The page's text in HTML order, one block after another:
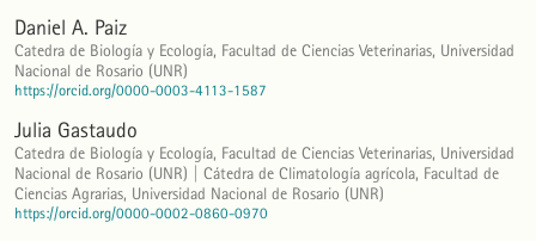
Daniel A. Paiz
Catedra de Biología y Ecología, Facultad de Ciencias Veterinarias, Universidad
Nacional de Rosario (UNR)
https://orcid.org/0000-0003-4113-1587
Julia Gastaudo
Catedra de Biología y Ecología, Facultad de Ciencias Veterinarias, Universidad
Nacional de Rosario (UNR) | Cátedra de Climatología agrícola, Facultad de
Ciencias Agrarias, Universidad Nacional de Rosario (UNR)
https://orcid.org/0000-0002-0860-0970